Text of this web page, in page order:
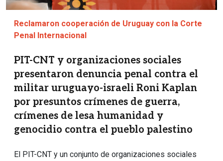
Reclamaron cooperación de Uruguay con la Corte
Penal Internacional
PIT-CNT y organizaciones sociales
presentaron denuncia penal contra el
militar uruguayo-israeli Roni Kaplan
por presuntos crímenes de guerra,
crímenes de lesa humanidad y
genocidio contra el pueblo palestino
El PIT-CNT y un conjunto de organizaciones sociales